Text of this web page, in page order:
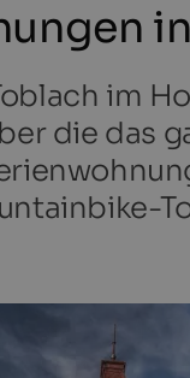
im
die das